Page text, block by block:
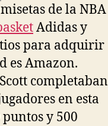
de la NBA
Adidas y
para adquirir
es Amazon.
completaban
en esta
y 500